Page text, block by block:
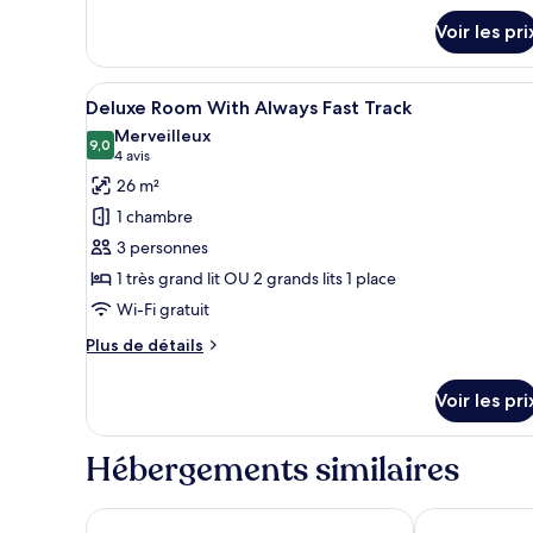
le
type
de
chambre
Junior
Suite
Voir les
Afficher
toutes
les
photos
pour
ce
type
de
chambre :
Deluxe
Always
Fast
Track
Une chambre d’hôtel avec
5
Deluxe Room With Always Fast Track
9,09,0 sur 10
Merveilleux
4 avis
(4 avis)
26 m²
1 chambre
3 personnes
1 très grand lit OU 2 grands lits 1 place
Wi-Fi gratuit
Plus de détails
Plus
le
type
de
Deluxe
Voir les
Hébergements similaires
HOME PLUS HOTEL Fontana Verde